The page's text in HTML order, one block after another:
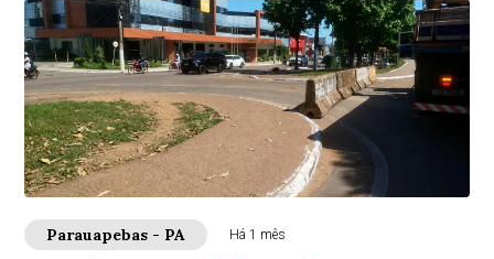
Parauapebas - PA Há 1 mês